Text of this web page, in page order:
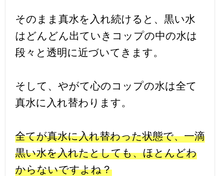
そのまま真水を入れ続けると、黒い水
はどんどん出ていきコップの中の水は
段々と透明に近づいてきます。
そして、やがて心のコップの水は全て
真水に入れ替わります。
全てが真水に入れ替わった状態で、一滴
黒い水を入れたとしても、ほとんどわ
からないですよね？